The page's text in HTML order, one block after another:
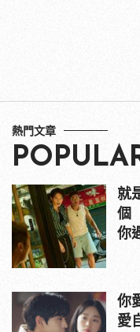
熱門文章
就
個
你
你
愛